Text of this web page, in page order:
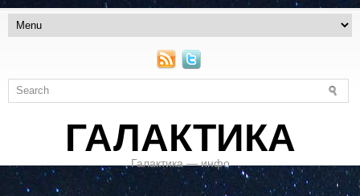
ГАЛАКТИКА
Галактика — инфо